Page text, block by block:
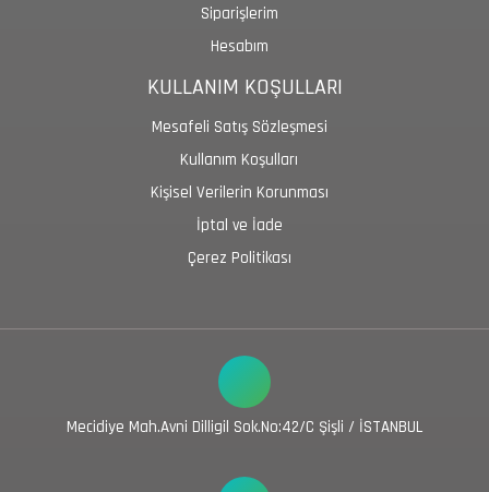
Siparişlerim
Hesabım
KULLANIM KOŞULLARI
Mesafeli Satış Sözleşmesi
Kullanım Koşulları
Kişisel Verilerin Korunması
İptal ve İade
Çerez Politikası
Mecidiye Mah.Avni Dilligil Sok.No:42/C Şişli / İSTANBUL